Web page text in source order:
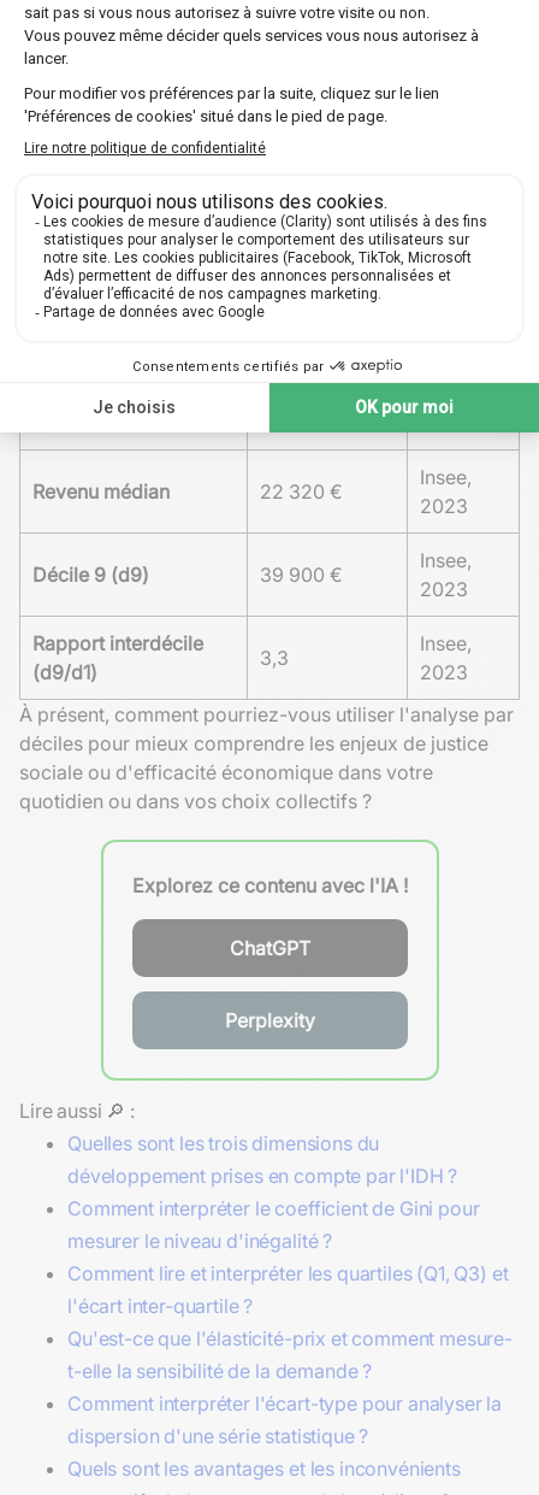
le calcul duniveau de viepar unité de
consommation.
Oublier que les variations interannuelles des
décilespeuvent masquer des effets conjoncturels
temporaires (inflation, crise économique).
toujours contextualiser les chiffres dans le temps,
l'espace et en relation avec d'autres indicateurs comme
courbe de Lorenz ou l'indice de Gini. Un tableau de
synthèse facilite la comparaison :
Valeur (France
Décile 1 (d1)
Insee,
Revenu médian 22 320 €
Insee,
2023
Décile 9 (d9) 39 900 €
Insee,
2023
Rapport interdécile
(d9/d1)
3,3
Insee,
2023
À présent, comment pourriez-vous utiliser l'analyse par
déciles pour mieux comprendre les enjeux de justice
sociale ou d'efficacité économique dans votre
quotidien ou dans vos choix collectifs ?
Explorez ce contenu avec l'IA !
ChatGPT
Perplexity
Lire aussi 🔎 :
Quelles sont les trois dimensions du
développement prises en compte par l'IDH ?
Comment interpréter le coefficient de Gini pour
mesurer le niveau d'inégalité ?
Comment lire et interpréter les quartiles (Q1, Q3) et
l'écart inter-quartile ?
Qu'est-ce que l'élasticité-prix et comment mesure-
t-elle la sensibilité de la demande ?
Comment interpréter l'écart-type pour analyser la
dispersion d'une série statistique ?
Quels sont les avantages et les inconvénients